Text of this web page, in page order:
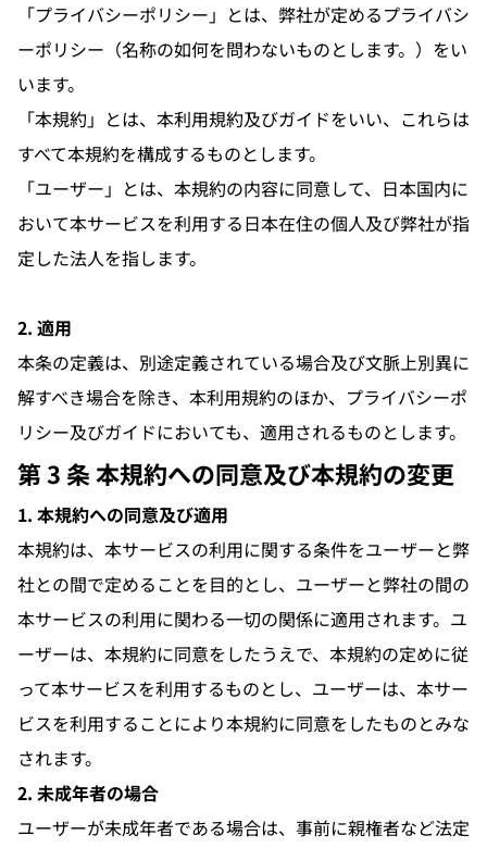
「プライバシーポリシー」とは、弊社が定めるプライバシ
ーポリシー（名称の如何を問わないものとします。）をい
います。
「本規約」とは、本利用規約及びガイドをいい、これらは
すべて本規約を構成するものとします。
「ユーザー」とは、本規約の内容に同意して、日本国内に
おいて本サービスを利用する日本在住の個人及び弊社が指
定した法人を指します。
2. 適用
本条の定義は、別途定義されている場合及び文脈上別異に
解すべき場合を除き、本利用規約のほか、プライバシーポ
リシー及びガイドにおいても、適用されるものとします。
第 3 条 本規約への同意及び本規約の変更
1. 本規約への同意及び適用
本規約は、本サービスの利用に関する条件をユーザーと弊
社との間で定めることを目的とし、ユーザーと弊社の間の
本サービスの利用に関わる一切の関係に適用されます。ユ
ーザーは、本規約に同意をしたうえで、本規約の定めに従
って本サービスを利用するものとし、ユーザーは、本サー
ビスを利用することにより本規約に同意をしたものとみな
されます。
2. 未成年者の場合
ユーザーが未成年者である場合は、事前に親権者など法定